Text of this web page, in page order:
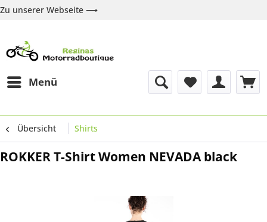
Zu unserer Webseite ⟶
Menü
Übersicht Shirts
ROKKER T-Shirt Women NEVADA black